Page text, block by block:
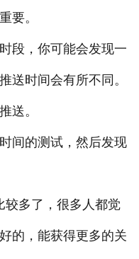
要。
段，你可能会发现一
送时间会有所不同。
送。
间的测试，然后发现
较多了，很多人都觉
的，能获得更多的关